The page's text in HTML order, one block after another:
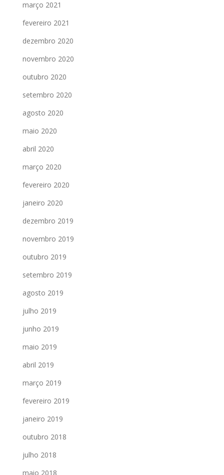
março 2021
fevereiro 2021
dezembro 2020
novembro 2020
outubro 2020
setembro 2020
agosto 2020
maio 2020
abril 2020
março 2020
fevereiro 2020
janeiro 2020
dezembro 2019
novembro 2019
outubro 2019
setembro 2019
agosto 2019
julho 2019
junho 2019
maio 2019
abril 2019
março 2019
fevereiro 2019
janeiro 2019
outubro 2018
julho 2018
maio 2018